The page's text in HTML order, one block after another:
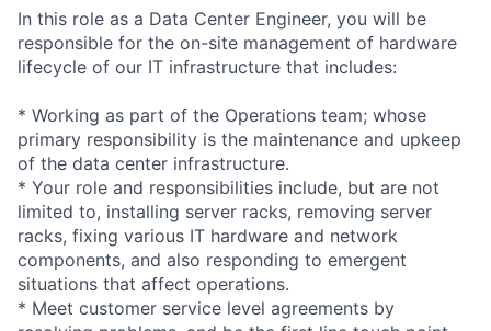
In this role as a Data Center Engineer, you will be
responsible for the on-site management of hardware
lifecycle of our IT infrastructure that includes:
* Working as part of the Operations team; whose
primary responsibility is the maintenance and upkeep
of the data center infrastructure.
* Your role and responsibilities include, but are not
limited to, installing server racks, removing server
racks, fixing various IT hardware and network
components, and also responding to emergent
situations that affect operations.
* Meet customer service level agreements by